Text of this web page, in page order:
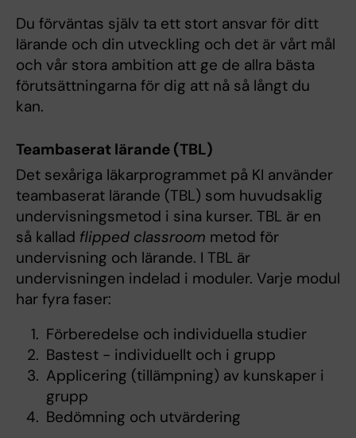
Du förväntas själv ta ett stort ansvar för ditt
lärande och din utveckling och det är vårt mål
och vår stora ambition att ge de allra bästa
förutsättningarna för dig att nå så långt du
kan.
Teambaserat lärande (TBL)
Det sexåriga läkarprogrammet på KI använder
teambaserat lärande (TBL) som huvudsaklig
undervisningsmetod i sina kurser. TBL är en
så kallad flipped classroom metod för
undervisning och lärande. I TBL är
undervisningen indelad i moduler. Varje modul
har fyra faser:
Förberedelse och individuella studier
Bastest - individuellt och i grupp
Applicering (tillämpning) av kunskaper i
grupp
Bedömning och utvärdering